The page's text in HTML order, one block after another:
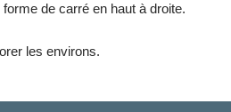
de carré en haut à droite.
les environs.